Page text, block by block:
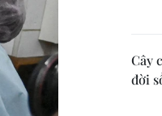
Cây
đời